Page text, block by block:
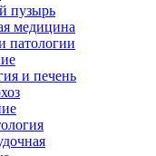
пузырь
медицина
патологии
и печень